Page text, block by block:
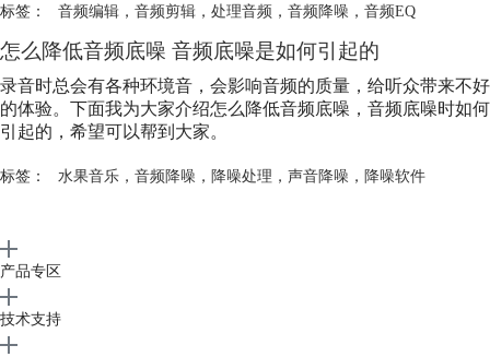
标签： 音频编辑， 音频剪辑， 处理音频， 音频降噪 ， 音频EQ
怎么降低音频底噪 音频底噪是如何引起的
录音时总会有各种环境音，会影响音频的质量，给听众带来不好
的体验。下面我为大家介绍怎么降低音频底噪，音频底噪时如何
引起的，希望可以帮到大家。
标签： 水果音乐， 音频降噪 ， 降噪处理 ， 声音降噪 ， 降噪软件
产品专区
技术支持